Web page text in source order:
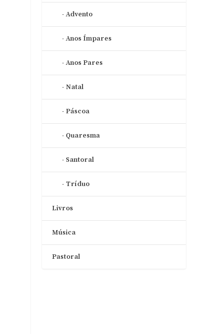
Advento
Anos Ímpares
Anos Pares
Natal
Páscoa
Quaresma
Santoral
Tríduo
Livros
Música
Pastoral